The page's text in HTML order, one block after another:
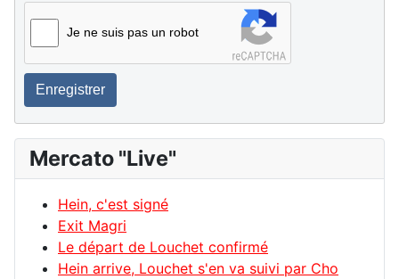
Je ne suis pas un robot
Enregistrer
Mercato "Live"
Hein, c'est signé
Exit Magri
Le départ de Louchet confirmé
Hein arrive, Louchet s'en va suivi par Cho